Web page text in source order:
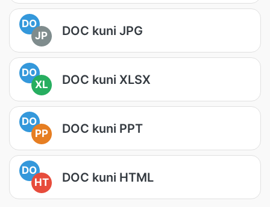
DO
JP
DOC kuni JPG
DO
XL
DOC kuni XLSX
DO
PP
DOC kuni PPT
DO
HT
DOC kuni HTML